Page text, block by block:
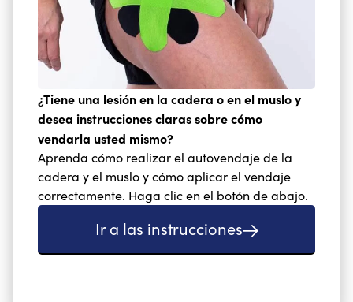
¿Tiene una lesión en la cadera o en el muslo y
desea instrucciones claras sobre cómo
vendarla usted mismo?
Aprenda cómo realizar el autovendaje de la
cadera y el muslo y cómo aplicar el vendaje
correctamente. Haga clic en el botón de abajo.
Ir a las instrucciones